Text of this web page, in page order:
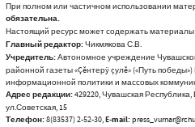
При полном или частичном использовании
обязательна.
Настоящий ресурс может содержать материалы
Главный редактор:Чикмякова С.В.
Учредитель:Автономное учреждение
районной газеты «Çĕнтерÿ çулĕ» («Путь
информационной политики и массовых
Адрес редакции:429220, Чувашская
ул.Советская, 15
Телефон:8(83537) 2-52-30,E-mail: